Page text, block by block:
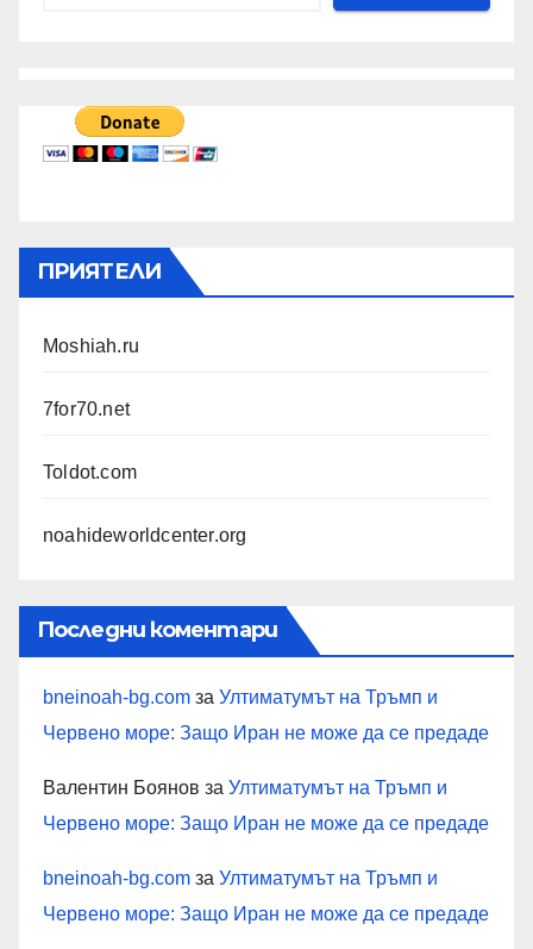
ПРИЯТЕЛИ
Moshiah.ru
7for70.net
Toldot.com
noahideworldcenter.org
Последни коментари
bneinoah-bg.com за Ултиматумът на Тръмп и
Червено море: Защо Иран не може да се предаде
Валентин Боянов за Ултиматумът на Тръмп и
Червено море: Защо Иран не може да се предаде
bneinoah-bg.com за Ултиматумът на Тръмп и
Червено море: Защо Иран не може да се предаде